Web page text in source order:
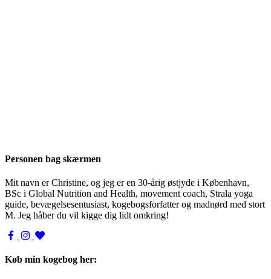
Personen bag skærmen
Mit navn er Christine, og jeg er en 30-årig østjyde i København,
BSc i Global Nutrition and Health, movement coach, Strala yoga
guide, bevægelsesentusiast, kogebogsforfatter og madnørd med stort
M. Jeg håber du vil kigge dig lidt omkring!
Køb min kogebog her: